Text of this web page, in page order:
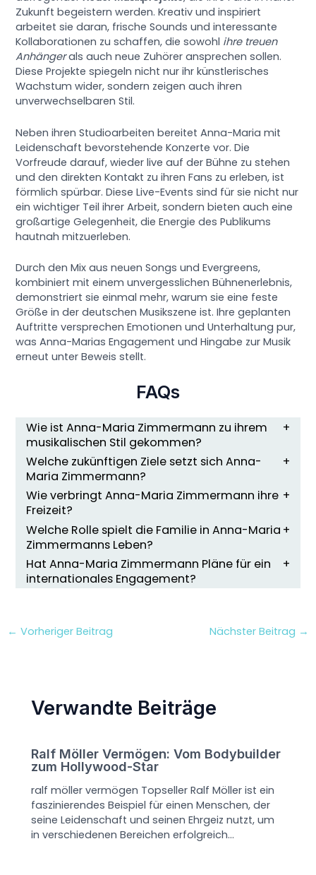
Zukunft begeistern werden. Kreativ und inspiriert
arbeitet sie daran, frische Sounds und interessante
Kollaborationen zu schaffen, die sowohl ihre treuen
Anhängerals auch neue Zuhörer ansprechen sollen.
Diese Projekte spiegeln nicht nur ihr künstlerisches
Wachstum wider, sondern zeigen auch ihren
unverwechselbaren Stil.
Neben ihren Studioarbeiten bereitet Anna-Maria mit
Leidenschaft bevorstehende Konzerte vor. Die
Vorfreude darauf, wieder live auf der Bühne zu stehen
und den direkten Kontakt zu ihren Fans zu erleben, ist
förmlich spürbar. Diese Live-Events sind für sie nicht nur
ein wichtiger Teil ihrer Arbeit, sondern bieten auch eine
großartige Gelegenheit, die Energie des Publikums
hautnah mitzuerleben.
Durch den Mix aus neuen Songs und Evergreens,
kombiniert mit einem unvergesslichen Bühnenerlebnis,
demonstriert sie einmal mehr, warum sie eine feste
Größe in der deutschen Musikszene ist. Ihre geplanten
Auftritte versprechen Emotionen und Unterhaltung pur,
was Anna-Marias Engagement und Hingabe zur Musik
erneut unter Beweis stellt.
FAQs
Wie ist Anna-Maria Zimmermann zu ihrem
musikalischen Stil gekommen?
Welche zukünftigen Ziele setzt sich Anna-
Maria Zimmermann?
Wie verbringt Anna-Maria Zimmermann ihre
Freizeit?
Welche Rolle spielt die Familie in Anna-Maria
Zimmermanns Leben?
Hat Anna-Maria Zimmermann Pläne für ein
internationales Engagement?
← Vorheriger Beitrag Nächster Beitrag →
Verwandte Beiträge
Ralf Möller Vermögen: Vom Bodybuilder
zum Hollywood-Star
ralf möller vermögen Topseller Ralf Möller ist ein
faszinierendes Beispiel für einen Menschen, der
seine Leidenschaft und seinen Ehrgeiz nutzt, um
in verschiedenen Bereichen erfolgreich…